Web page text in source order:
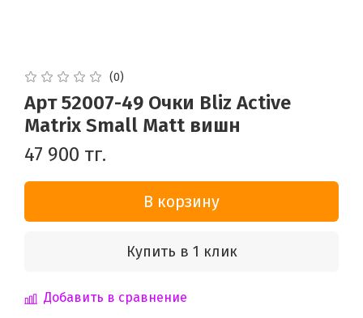
(0)
Арт 52007-49 Очки Bliz Active
Matrix Small Matt вишн
47 900 тг.
В корзину
Купить в 1 клик
Добавить в сравнение